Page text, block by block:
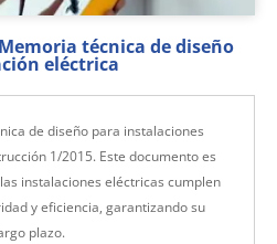
técnica de diseño
eléctrica
de diseño para instalaciones
1/2015. Este documento es
instalaciones eléctricas cumplen
y eficiencia, garantizando su
plazo.